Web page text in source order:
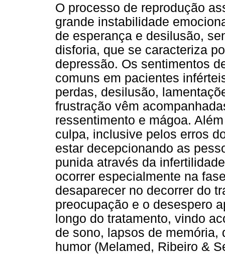
O processo de reprodução
grande instabilidade
de esperança e desilusão,
disforia, que se caracteriza
depressão. Os sentimentos
comuns em pacientes
perdas, desilusão,
frustração vêm
ressentimento e mágoa.
culpa, inclusive pelos erros
estar decepcionando as
punida através da
ocorrer especialmente na
desaparecer no decorrer do
preocupação e o desespero
longo do tratamento, vindo
de sono, lapsos de
humor (Melamed, Ribeiro &